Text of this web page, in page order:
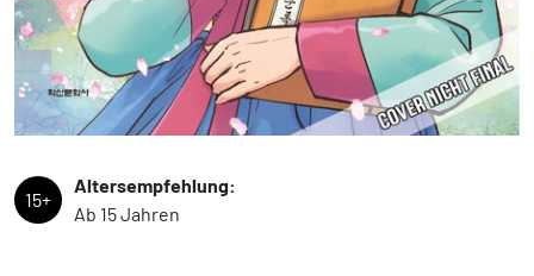
15+
Altersempfehlung:
Ab 15 Jahren